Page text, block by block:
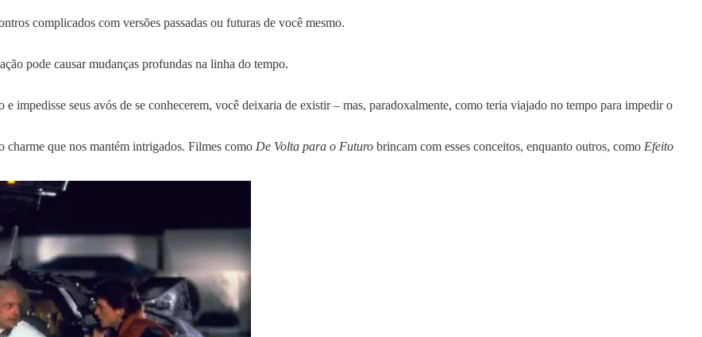
complicados com versões passadas ou futuras de você mesmo.
pode causar mudanças profundas na linha do tempo.
e impedisse seus avós de se conhecerem, você deixaria de existir – mas, paradoxalmente, como teria viajado no tempo para impedir o
charme que nos mantém intrigados. Filmes como De Volta para o Futuro brincam com esses conceitos, enquanto outros, como Efeito